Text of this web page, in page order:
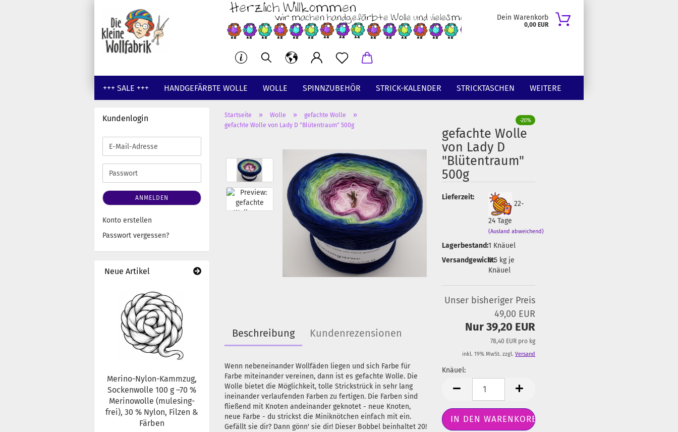
Dein Warenkorb
0,00 EUR
+++ SALE +++ HANDGEFÄRBTE WOLLE WOLLE SPINNZUBEHÖR STRICK-KALENDER STRICKTASCHEN WEITERE
Label von Nobaa
Stricknadel-Stopper ... die
Viecher
Tassen
Stricknadeln
Buttons
Kühlschrankmagnete
Bücher / Anleitungen
ungefärbte Kammzüge
ungefärbte Wollstränge
Startseite » Wolle » gefachte Wolle »
gefachte Wolle von Lady D "Blütentraum" 500g
-20%
gefachte Wolle
von Lady D
"Blütentraum"
500g
Lieferzeit:
22-
24 Tage
(Ausland abweichend)
Lagerbestand:1 Knäuel
Versandgewicht:
0.5kg je
Knäuel
Unser bisheriger Preis
49,00 EUR
Nur 39,20 EUR
78,40 EUR pro kg
inkl. 19% MwSt. zzgl.Versand
Knäuel:
Knäuel
Beschreibung Kundenrezensionen
Wenn nebeneinander Wollfäden liegen und sich Farbe für
Farbe miteinander vereinen, dann ist es gefachte Wolle. Die
Wolle bietet die Möglichkeit, tolle Strickstrück in sehr lang
ineinander verlaufenden Farben zu fertigen. Die Farben sind
fließend mit Knoten andeinander geknotet - neue Knoten,
neue Farbe - du strickst die Miniknötchen einfach mit ein.
Gefällt sie dir? Dann gönn' sie dir! Dieser Bobbel beinhaltet 20!
Kundenlogin
E-
Mail-
Adresse
Passwort
ANMELDEN
Konto erstellen
Passwort vergessen?
Neue Artikel
Merino-Nylon-Kammzug,
Sockenwolle 100 g –70 %
Merinowolle (mulesing-
frei), 30 % Nylon, Filzen &
Färben